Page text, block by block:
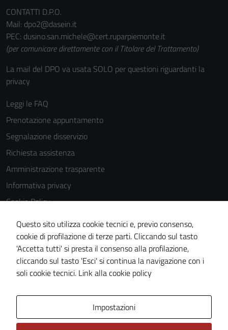
CONTATTI D.P.O.
Mail: dpo2@dasein.it
PEC: dusino.san.michele@cert.ruparpiemonte.it
(per comunicare direttamente con il Titolare del Trattamento)
La mail del DPO va usata SOLO per questioni riguardanti la
privacy
Leggi le FAQ
Prenotazione appuntamento
Segnalazione disservizio
Richiesta assistenza
Amministrazione trasparente
Informativa privacy
Cookie Policy
Note legali
Dichiarazione di accessibilità
Obiettivi di accessibilità
Piano di miglioramento del sito
Questo sito utilizza cookie tecnici e, previo consenso,
cookie di profilazione di terze parti. Cliccando sul tasto
'Accetta tutti' si presta il consenso alla profilazione,
cliccando sul tasto 'Esci' si continua la navigazione con i
soli cookie tecnici. Link alla cookie policy
Impostazioni